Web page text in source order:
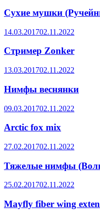
Сухие мушки
14.03.201702.11.2022
Стример Zonker
13.03.201702.11.2022
Нимфы веснянки
09.03.201702.11.2022
Arctic fox mix
27.02.201702.11.2022
Тяжелые нимфы
25.02.201702.11.2022
Mayfly fiber wing